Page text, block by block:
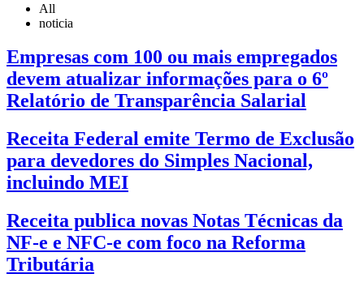
All
noticia
Empresas com 100 ou mais empregados
devem atualizar informações para o 6º
Relatório de Transparência Salarial
Receita Federal emite Termo de Exclusão
para devedores do Simples Nacional,
incluindo MEI
Receita publica novas Notas Técnicas da
NF-e e NFC-e com foco na Reforma
Tributária